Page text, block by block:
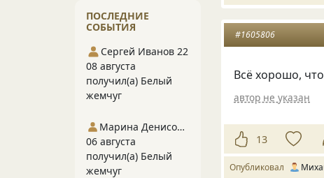
#1605806
Всё хорошо,
автор не указан
13
Опубликовал
ПОСЛЕДНИЕ
СОБЫТИЯ
Сергей Иванов 22
08 августа
получил(а) Белый
жемчуг
Марина Денисова 5
06 августа
получил(а) Белый
жемчуг